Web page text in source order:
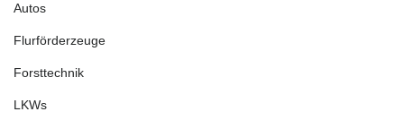
Autos
Flurförderzeuge
Forsttechnik
LKWs